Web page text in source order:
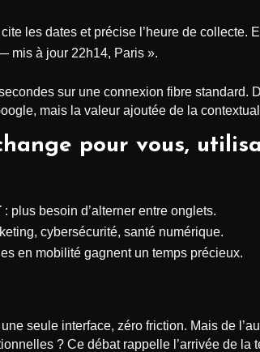
les dates et précise l’heure de
mis à jour 22h14, Paris ».
sur une connexion fibre standard.
mais la valeur ajoutée de la
pour vous,
: plus besoin d’alterner entre onglets.
cybersécurité, santé numérique.
en mobilité gagnent un temps précieux.
seule interface, zéro friction. Mais de
? Ce débat rappelle l’arrivée de